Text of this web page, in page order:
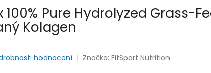
Pure Hydrolyzed Grass-
Kolagen
hodnocení Značka: FitSport Nutrition